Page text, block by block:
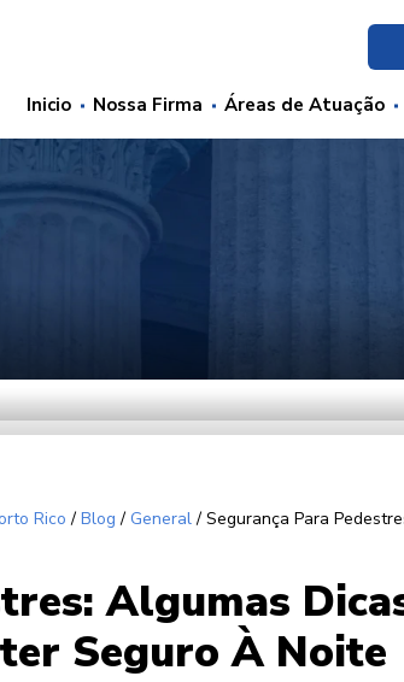
Inicio Nossa Firma Áreas de Atuação
Rico / Blog / General/ Segurança Para
Algumas
Seguro À Noite